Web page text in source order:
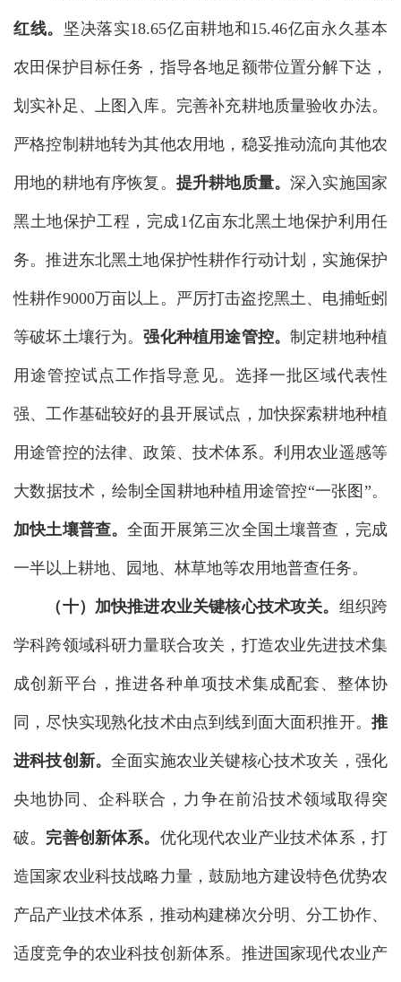
红线。 坚决落实18.65亿亩耕地和15.46亿亩永久基本
农田保护目标任务，指导各地足额带位置分解下达，
划实补足、上图入库。完善补充耕地质量验收办法。
严格控制耕地转为其他农用地，稳妥推动流向其他农
用地的耕地有序恢复。 提升耕地质量。深入实施国家
黑土地保护工程，完成1亿亩东北黑土地保护利用任
务。推进东北黑土地保护性耕作行动计划，实施保护
性耕作9000万亩以上。严厉打击盗挖黑土、电捕蚯蚓
等破坏土壤行为。强化种植用途管控。制定耕地种植
用途管控试点工作指导意见。选择一批区域代表性
强、工作基础较好的县开展试点，加快探索耕地种植
用途管控的法律、政策、技术体系。利用农业遥感等
大数据技术，绘制全国耕地种植用途管控“一张图”。
加快土壤普查。全面开展第三次全国土壤普查，完成
一半以上耕地、园地、林草地等农用地普查任务。
（十）加快推进农业关键核心技术攻关。 组织跨
学科跨领域科研力量联合攻关，打造农业先进技术集
成创新平台，推进各种单项技术集成配套、整体协
同，尽快实现熟化技术由点到线到面大面积推开。 推
进科技创新。全面实施农业关键核心技术攻关，强化
央地协同、企科联合，力争在前沿技术领域取得突
破。 完善创新体系。 优化现代农业产业技术体系，打
造国家农业科技战略力量，鼓励地方建设特色优势农
产品产业技术体系，推动构建梯次分明、分工协作、
适度竞争的农业科技创新体系。推进国家现代农业产